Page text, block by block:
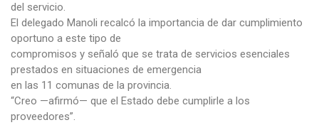
del servicio.
El delegado Manoli recalcó la importancia de dar cumplimiento
oportuno a este tipo de
compromisos y señaló que se trata de servicios esenciales
prestados en situaciones de emergencia
en las 11 comunas de la provincia.
“Creo —afirmó— que el Estado debe cumplirle a los
proveedores”.